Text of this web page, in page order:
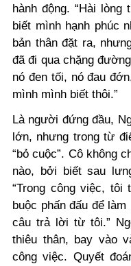
hành động. “Hài
biết mình hạnh phúc
bản thân đặt ra,
đã đi qua chặng
nó đen tối, nó đau
mình mình biết thôi.”
Là người đứng đầu,
lớn, nhưng trong từ
“bỏ cuộc”. Cô không
nào, bởi biết sau
“Trong công việc,
buộc phấn đấu để
câu trả lời từ tôi.”
thiêu thân, bay vào
công việc. Quyết